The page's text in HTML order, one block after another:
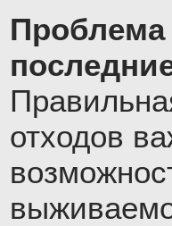
Проблема
отходов